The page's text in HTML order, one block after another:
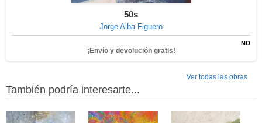
50s
Jorge Alba Figuero
ND
¡Envío y devolución gratis!
Ver todas las obras
También podría interesarte...